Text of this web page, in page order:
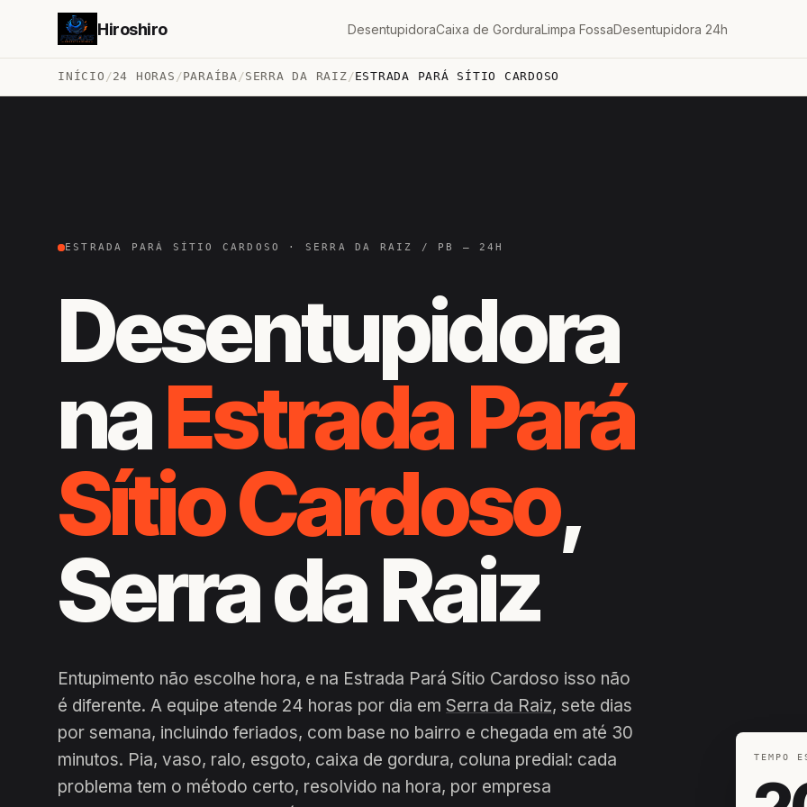
Hiroshiro DesentupidoraCaixa de GorduraLimpa FossaDesentupidora 24h
INÍCIO /24 HORAS /PARAÍBA /SERRA DA RAIZ /ESTRADA PARÁ SÍTIO CARDOSO
ESTRADA PARÁ SÍTIO CARDOSO · SERRA DA RAIZ / PB — 24H
Desentupidora
naEstrada Pará
Sítio Cardoso,
Serra da Raiz
Entupimento não escolhe hora, e na Estrada Pará Sítio Cardoso isso não
é diferente. A equipe atende 24 horas por dia em Serra da Raiz, sete dias
por semana, incluindo feriados, com base no bairro e chegada em até 30
minutos. Pia, vaso, ralo, esgoto, caixa de gordura, coluna predial: cada
problema tem o método certo, resolvido na hora, por empresa
TEMPO